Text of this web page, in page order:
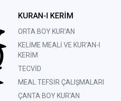
KURAN-I KERİM
ORTA BOY KUR'AN
KELİME MEALİ VE KUR'AN-I
KERİM
TECVİD
MEAL TEFSİR ÇALIŞMALARI
ÇANTA BOY KUR'AN